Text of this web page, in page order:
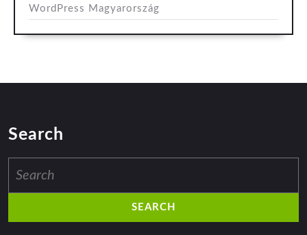
WordPress Magyarország
Search
for: